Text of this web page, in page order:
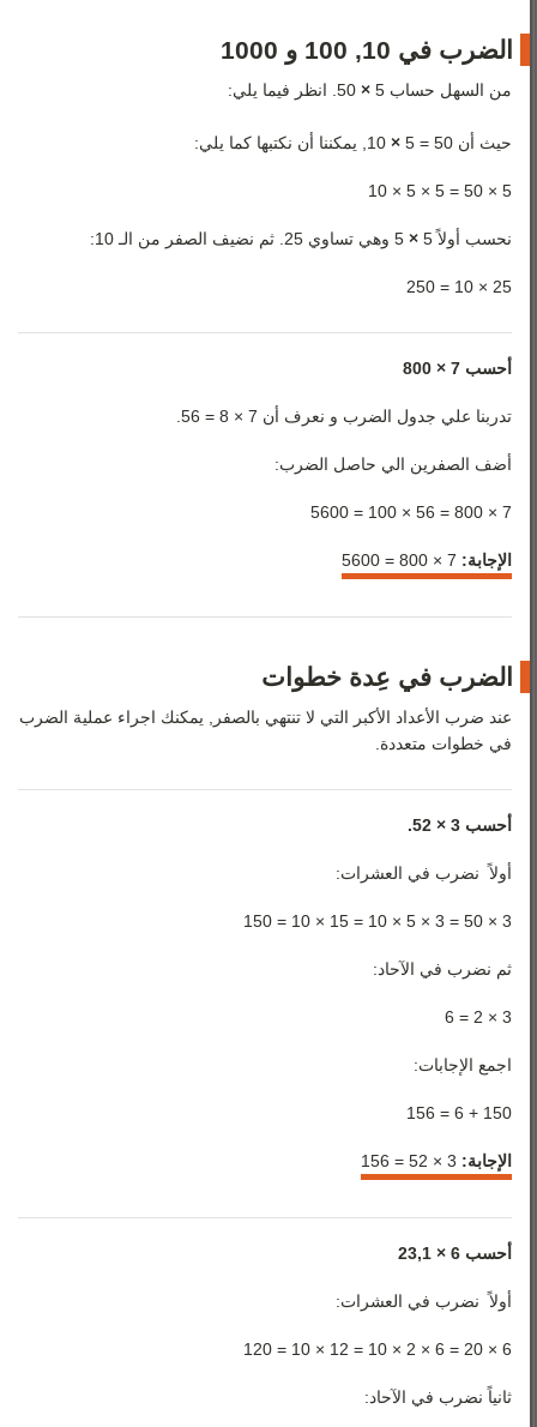
الضرب في 10, 100 و 1000
من السهل حساب 5 × 50. انظر فيما يلي:
حيث أن 50 = 5 × 10, يمكننا أن نكتبها كما يلي:
5 × 50 = 5 × 5 × 10
نحسب أولاً 5 × 5 وهي تساوي 25. ثم نضيف الصفر من الـ 10:
25 × 10 = 250
أحسب 7 × 800
تدربنا علي جدول الضرب و نعرف أن 7 × 8 = 56.
أضف الصفرين الي حاصل الضرب:
7 × 800 = 56 × 100 = 5600
الإجابة: 7 ×
800 = 5600
الضرب في عِدة خطوات
عند ضرب الأعداد الأكبر التي لا تنتهي بالصفر, يمكنك اجراء عملية الضرب
في خطوات متعددة.
أحسب 3 × 52.
أولاً نضرب في العشرات:
3 × 50 = 3 × 5 × 10 = 15 × 10 = 150
ثم نضرب في الآحاد:
3 × 2 = 6
اجمع الإجابات:
150 + 6 = 156
الإجابة: 3 ×
52 = 156
أحسب 6 × 23,1
أولاً نضرب في العشرات:
6 × 20 = 6 × 2 × 10 = 12 × 10 = 120
ثانياً نضرب في الآحاد: